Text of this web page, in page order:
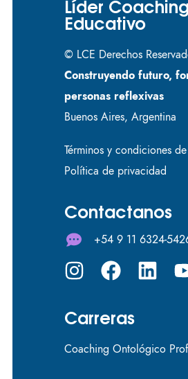
Líder Coaching
Educativo
© LCE Derechos
Construyendo futuro,
personas reflexivas
Buenos Aires, Argentina
Términos y condiciones
Política de privacidad
Contactanos
+54 9 11 6324-
Carreras
Coaching Ontológico